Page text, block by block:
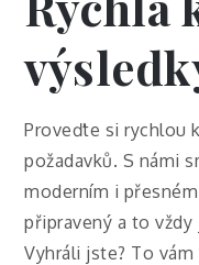
Proveďte si rychlou
požadavků. S námi
moderním i
připravený a to vždy
Vyhráli jste? To